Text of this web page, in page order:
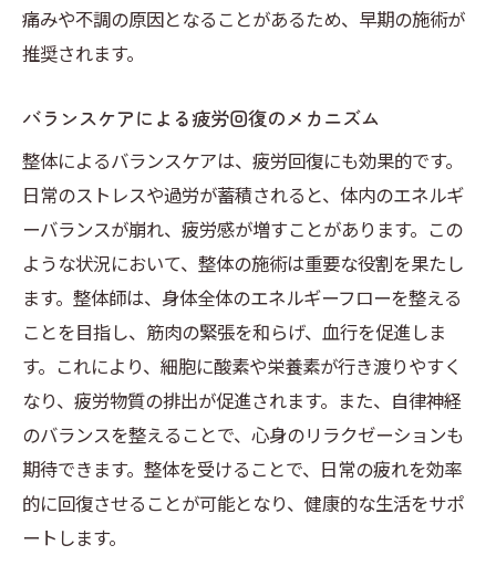
痛みや不調の原因となることがあるため、早期の施術が
推奨されます。
バランスケアによる疲労回復のメカニズム
整体によるバランスケアは、疲労回復にも効果的です。
日常のストレスや過労が蓄積されると、体内のエネルギ
ーバランスが崩れ、疲労感が増すことがあります。この
ような状況において、整体の施術は重要な役割を果たし
ます。整体師は、身体全体のエネルギーフローを整える
ことを目指し、筋肉の緊張を和らげ、血行を促進しま
す。これにより、細胞に酸素や栄養素が行き渡りやすく
なり、疲労物質の排出が促進されます。また、自律神経
のバランスを整えることで、心身のリラクゼーションも
期待できます。整体を受けることで、日常の疲れを効率
的に回復させることが可能となり、健康的な生活をサポ
ートします。